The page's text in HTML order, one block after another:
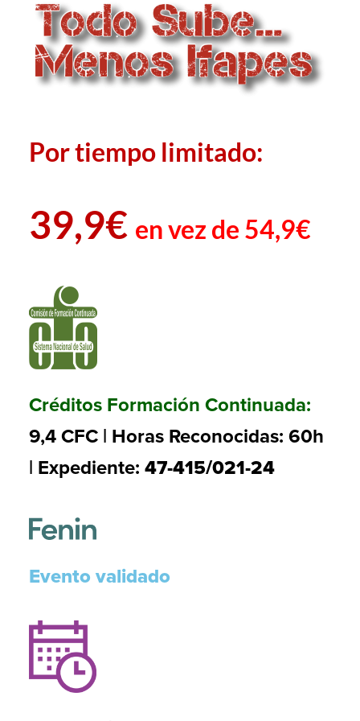
Por tiempo limitado:
39,9€ en vez de 54,9€
Créditos Formación Continuada:
9,4 CFC | Horas Reconocidas: 60h
| Expediente:47-415/021-24
Evento validado